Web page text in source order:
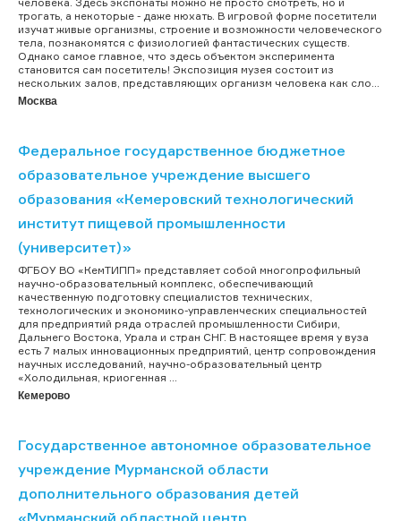
трогать, а некоторые - даже нюхать. В игровой форме посетители
изучат живые организмы, строение и возможности человеческого
тела, познакомятся с физиологией фантастических существ.
Однако самое главное, что здесь объектом эксперимента
становится сам посетитель! Экспозиция музея состоит из
нескольких залов, представляющих организм человека как сло...
Москва
Федеральное государственное бюджетное
образовательное учреждение высшего
образования «Кемеровский технологический
институт пищевой промышленности
(университет)»
ФГБОУ ВО «КемТИПП» представляет собой многопрофильный
научно-образовательный комплекс, обеспечивающий
качественную подготовку специалистов технических,
технологических и экономико-управленческих специальностей
для предприятий ряда отраслей промышленности Сибири,
Дальнего Востока, Урала и стран СНГ. В настоящее время у вуза
есть 7 малых инновационных предприятий, центр сопровождения
научных исследований, научно-образовательный центр
«Холодильная, криогенная ...
Кемерово
Государственное автономное образовательное
учреждение Мурманской области
дополнительного образования детей
«Мурманский областной центр